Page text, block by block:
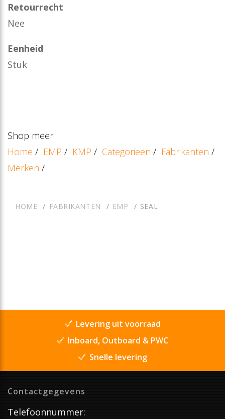
Retourrecht
Nee
Eenheid
Stuk
Shop meer
Home / EMP / KMP / Categorieën / Fabrikanten /
Merken /
HOME FABRIKANTEN EMP SEAL
Levering uit voorraad
Inboard, Outboard & PWC
Snelle levering
Contactgegevens
Telefoonnummer: